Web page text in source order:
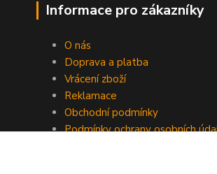
Informace pro zákazníky
O nás
Doprava a platba
Vrácení zboží
Reklamace
Obchodní podmínky
Podmínky ochrany osobních